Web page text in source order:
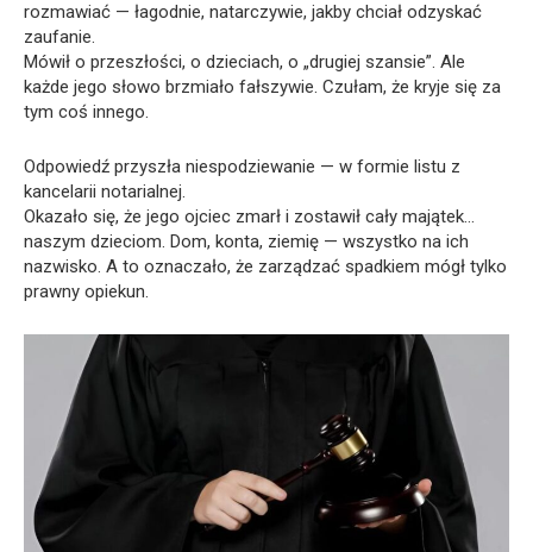
rozmawiać — łagodnie, natarczywie, jakby chciał odzyskać
zaufanie.
Mówił o przeszłości, o dzieciach, o „drugiej szansie”. Ale
każde jego słowo brzmiało fałszywie. Czułam, że kryje się za
tym coś innego.
Odpowiedź przyszła niespodziewanie — w formie listu z
kancelarii notarialnej.
Okazało się, że jego ojciec zmarł i zostawił cały majątek…
naszym dzieciom. Dom, konta, ziemię — wszystko na ich
nazwisko. A to oznaczało, że zarządzać spadkiem mógł tylko
prawny opiekun.